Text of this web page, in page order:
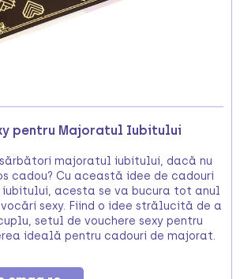
pentru Majoratul Iubitului
majoratul iubitului, dacă nu
cadou? Cu această idee de cadouri
acesta se va bucura tot anul
sexy. Fiind o idee strălucită de a
setul de vouchere sexy pentru
ideală pentru cadouri de majorat.